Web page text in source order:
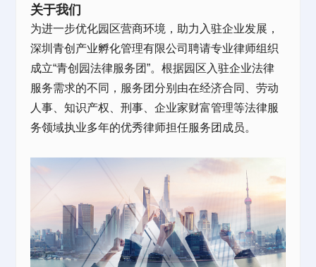
关于我们
为进一步优化园区营商环境，助力入驻企业发展，
深圳青创产业孵化管理有限公司聘请专业律师组织
成立“青创园法律服务团”。根据园区入驻企业法律
服务需求的不同，服务团分别由在经济合同、劳动
人事、知识产权、刑事、企业家财富管理等法律服
务领域执业多年的优秀律师担任服务团成员。